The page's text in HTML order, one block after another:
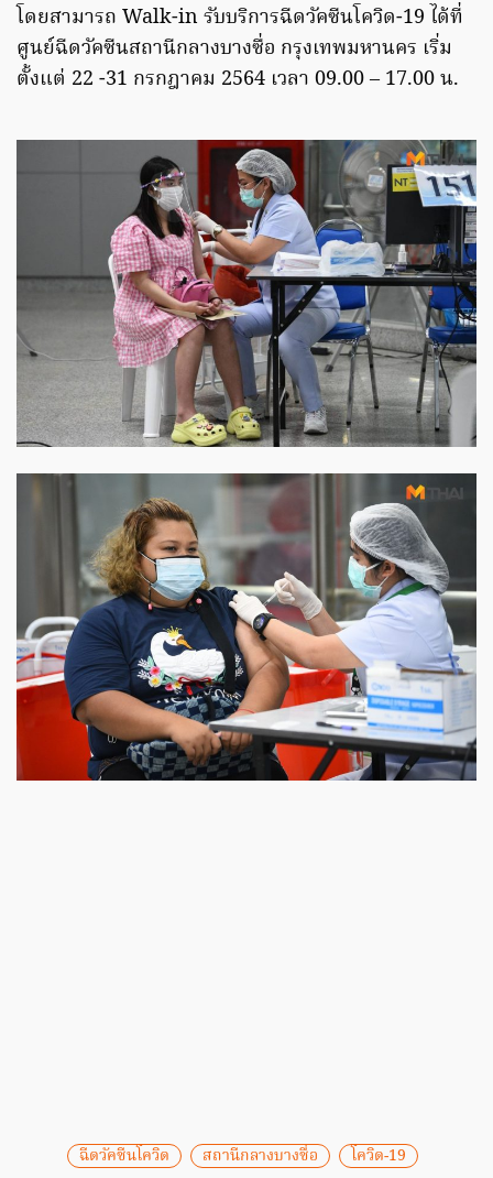
โดยสามารถ Walk-in รับบริการฉีดวัคซีนโควิด-19 ได้ที่
ศูนย์ฉีดวัคซีนสถานีกลางบางซื่อ กรุงเทพมหานคร เริ่ม
ตั้งแต่ 22 -31 กรกฎาคม 2564 เวลา 09.00 – 17.00 น.
ฉีดวัคซีนโควิด สถานีกลางบางซื่อ โควิด-19